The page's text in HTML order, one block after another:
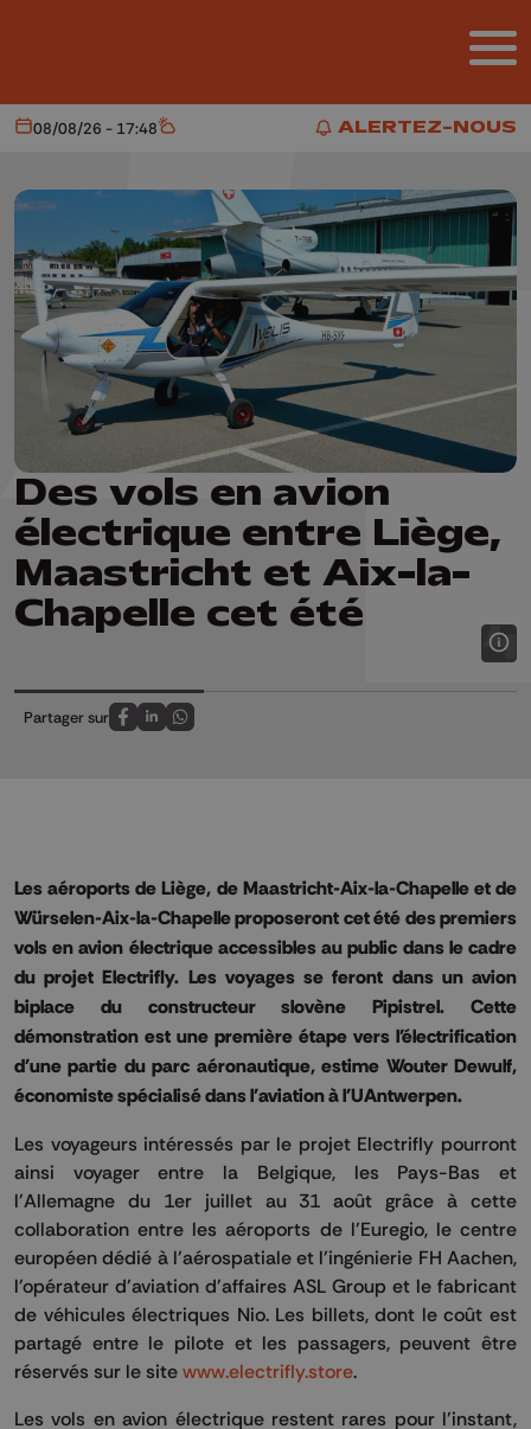
ALERTEZ-NOUS
ALERTEZ-NOUS
Aujourd'hui
08/08/26 - 17:48 Météo
Des vols en avion
électrique entre Liège,
Maastricht et Aix-la-
Chapelle cet été
Partager sur
Partagez sur FaceBook
Partagez sur LinkedIn
Partagez sur Whatsapp
Les aéroports de Liège, de Maastricht-Aix-la-Chapelle et de
Würselen-Aix-la-Chapelle proposeront cet été des premiers
vols en avion électrique accessibles au public dans le cadre
du projet Electrifly. Les voyages se feront dans un avion
biplace du constructeur slovène Pipistrel. Cette
démonstration est une première étape vers l'électrification
d'une partie du parc aéronautique, estime Wouter Dewulf,
économiste spécialisé dans l'aviation à l'UAntwerpen.
Les voyageurs intéressés par le projet Electrifly pourront
ainsi voyager entre la Belgique, les Pays-Bas et
l'Allemagne du 1er juillet au 31 août grâce à cette
collaboration entre les aéroports de l'Euregio, le centre
européen dédié à l'aérospatiale et l'ingénierie FH Aachen,
l'opérateur d'aviation d'affaires ASL Group et le fabricant
de véhicules électriques Nio. Les billets, dont le coût est
partagé entre le pilote et les passagers, peuvent être
réservés sur le site www.electrifly.store.
Les vols en avion électrique restent rares pour l'instant,